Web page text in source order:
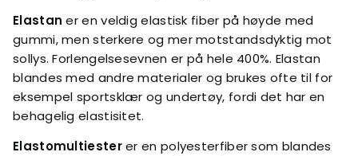
Elastan er en veldig elastisk fiber på høyde med
gummi, men sterkere og mer motstandsdyktig mot
sollys. Forlengelsesevnen er på hele 400%. Elastan
blandes med andre materialer og brukes ofte til for
eksempel sportsklær og undertøy, fordi det har en
behagelig elastisitet.
Elastomultiesterer en polyesterfiber som blandes